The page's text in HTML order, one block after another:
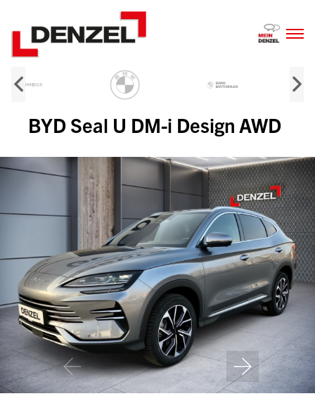
Inhalt
BYD Seal U DM-i Design AWD